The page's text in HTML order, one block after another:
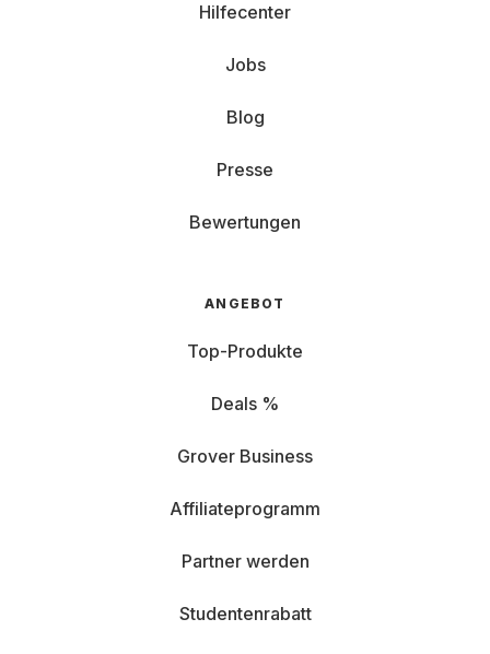
Hilfecenter
Jobs
Blog
Presse
Bewertungen
ANGEBOT
Top-Produkte
Deals %
Grover Business
Affiliateprogramm
Partner werden
Studentenrabatt